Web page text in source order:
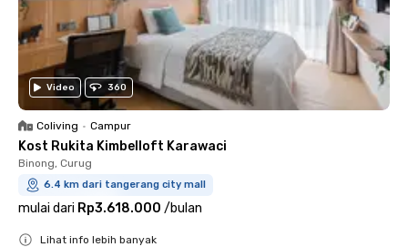
Video 360
Coliving • Campur
Kost Rukita Kimbelloft Karawaci
Binong, Curug
6.4 km dari tangerang city mall
mulai dari Rp3.618.000 /bulan
Lihat info lebih banyak